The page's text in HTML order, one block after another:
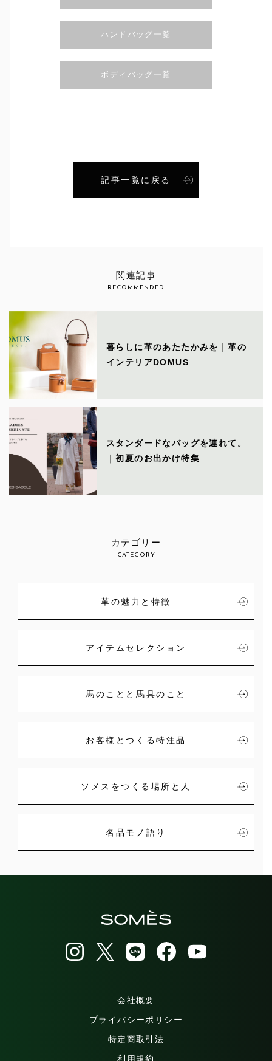
ハンドバッグ一覧
ボディバッグ一覧
記事一覧に戻る
関連記事
RECOMMENDED
暮らしに革のあたたかみを｜革の
インテリアDOMUS
スタンダードなバッグを連れて。
｜初夏のお出かけ特集
カテゴリー
CATEGORY
革の魅力と特徴
アイテムセレクション
馬のことと馬具のこと
お客様とつくる特注品
ソメスをつくる場所と人
名品モノ語り
会社概要
プライバシーポリシー
特定商取引法
利用規約